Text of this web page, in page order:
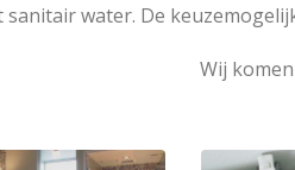
sanitair water. De
Wij